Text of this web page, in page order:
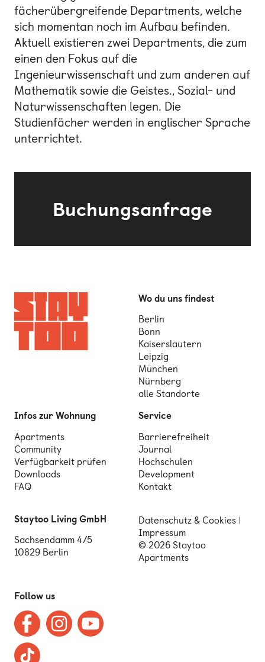
fächerübergreifende Departments, welche
sich momentan noch im Aufbau befinden.
Aktuell existieren zwei Departments, die zum
einen den Fokus auf die
Ingenieurwissenschaft und zum anderen auf
Mathematik sowie die Geistes., Sozial- und
Naturwissenschaften legen. Die
Studienfächer werden in englischer Sprache
unterrichtet.
Buchungsanfrage
Wo du uns findest
Berlin
Bonn
Kaiserslautern
Leipzig
München
Nürnberg
alle Standorte
Infos zur Wohnung
Apartments
Community
Verfügbarkeit prüfen
Downloads
FAQ
Service
Barrierefreiheit
Journal
Hochschulen
Development
Kontakt
Staytoo Living GmbH
Sachsendamm 4/5
10829 Berlin
Datenschutz & Cookies
Impressum
© 2026 Staytoo
Apartments
Follow us